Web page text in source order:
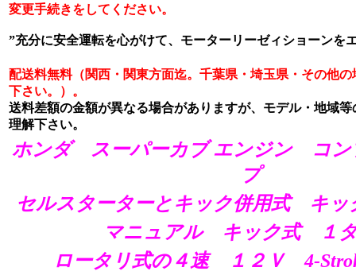
変更手続きをしてください。
”充分に安全運転を心がけて、モーターリーゼィショーンを
配送料無料（関西・関東方面迄。千葉県・埼玉県・その他
下さい。）。
送料差額の金額が異なる場合がありますが、モデル・地域
理解下さい。
ホンダ スーパーカブ エンジン コ
プ
セルスターターとキック併用式 キ
マニュアル キック式 １
ロータリ式の４速１２Ｖ 4-